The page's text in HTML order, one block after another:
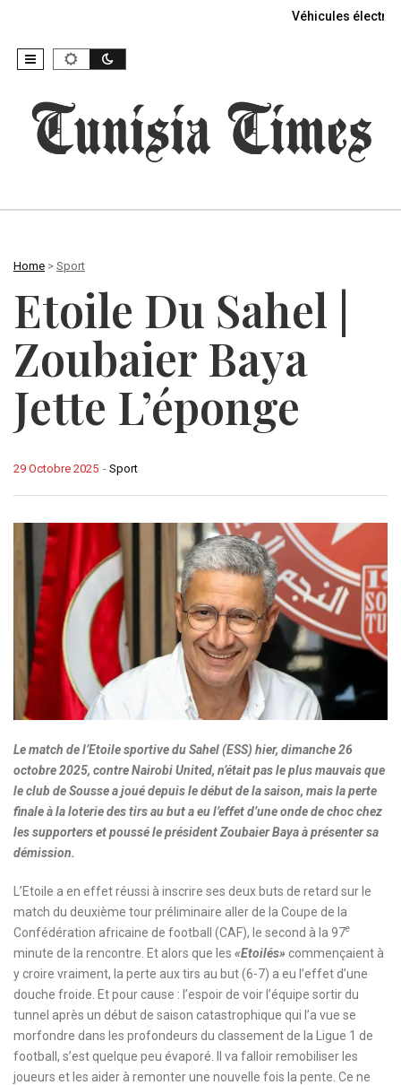
Véhicules
Home > Sport
Etoile Du Sahel |
Zoubaier Baya
Jette L’éponge
- Sport
29 Octobre 2025
Le match de l’Etoile sportive du Sahel (ESS) hier, dimanche 26
octobre 2025, contre Nairobi United, n’était pas le plus mauvais que
le club de Sousse a joué depuis le début de la saison, mais la perte
finale à la loterie des tirs au but a eu l’effet d’une onde de choc chez
les supporters et poussé le président Zoubaier Baya à présenter sa
démission.
L’Etoile a en effet réussi à inscrire ses deux buts de retard sur le
match du deuxième tour préliminaire aller de la Coupe de la
Confédération africaine de football (CAF), le second à la 97e
minute de la rencontre. Et alors que les «Etoilés»commençaient à
y croire vraiment, la perte aux tirs au but (6-7) a eu l’effet d’une
douche froide. Et pour cause : l’espoir de voir l’équipe sortir du
tunnel après un début de saison catastrophique qui l’a vue se
morfondre dans les profondeurs du classement de la Ligue 1 de
football, s’est quelque peu évaporé. Il va falloir remobiliser les
joueurs et les aider à remonter une nouvelle fois la pente. Ce ne